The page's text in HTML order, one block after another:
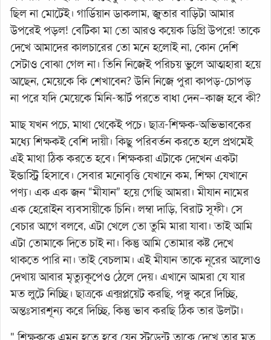
ছিল না মোটেই। গার্ডিয়ান ডাকলাম, জুতার বাড়িটা আমার
উপরেই পড়ল! বেটিকা মা তো আরও কয়েক ডিগ্রি উপরে! তাকে
দেখে আমাদের কালচারের তো মনে হলোই না, কোন দেশি
সেটাও বোঝা গেল না। তিনি নিজেই পরিচয় ভুলে আত্মহারা হয়ে
আছেন, মেয়েকে কি শেখাবেন? উনি নিজে পুরা কাপড়-চোপড়
না পরে যদি মেয়েকে মিনি-স্কার্ট পরতে বাধা দেন–কাজ হবে কী?
মাছ যখন পচে, মাথা থেকেই পচে। ছাত্র-শিক্ষক-অভিভাবকের
মধ্যে শিক্ষকই বেশি দায়ী। কিছু পরিবর্তন করতে হলে প্রথমেই
এই মাথা ঠিক করতে হবে। শিক্ষকরা এটাকে দেখেন একটা
ইন্ডাস্ট্রি হিসাবে। সেবার মনোবৃত্তি যেখানে কম, শিক্ষা যেখানে
পণ্য। এক এক জন “মীযান” হয়ে গেছি আমরা। মীযান নামের
এক হেরোইন ব্যবসায়ীকে চিনি। লম্বা দাড়ি, বিরাট সূফী। সে
বেচার আগে বলবে, এটা খেলে তো তুমি মারা যাবা। তাই আমি
এটা তোমাকে দিতে চাই না। কিন্তু আমি তোমার কষ্ট দেখে
থাকতে পারি না। তাই বেচলাম। এই মীযান তাকে নূরের আলোও
দেখায় আবার মৃত্যুকূপেও ঠেলে দেয়। এখানে আমরা যে যার
মত লুটে নিচ্ছি। ছাত্রকে এক্সপ্লয়েট করছি, পঙ্গু করে দিচ্ছি,
অন্তঃসারশূন্য করে দিচ্ছি, কিন্তু ভাব করছি ঠিক তার উলটা।
" শিক্ষককে এমন হতে হবে যেন স্টুডেন্ট তাকে দেখে তার মত